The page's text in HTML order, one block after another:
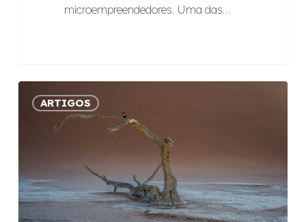
microempreendedores. Uma das…
reflexões
habilidade
socioemocional
em
ARTIGOS